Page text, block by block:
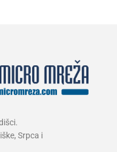
Srpca i